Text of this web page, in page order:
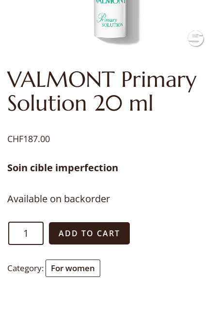
VALMONT Primary
Solution 20 ml
CHF187.00
Soin cible imperfection
Available on backorder
VALMONT
Primary
20
ADD TO CART
Category: For women